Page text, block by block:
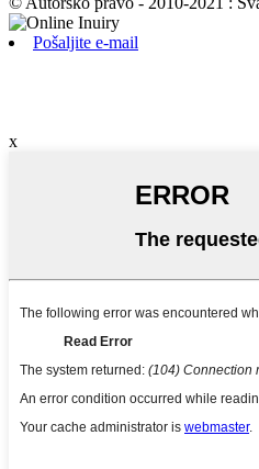
Pošaljite e-mail
x